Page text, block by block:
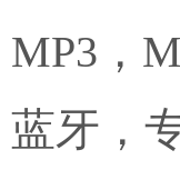
MP3，
蓝牙，